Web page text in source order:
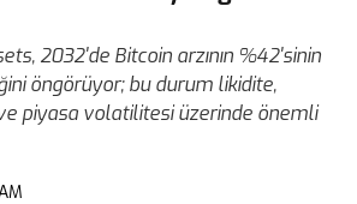
2032'de Bitcoin arzının %42'sinin
öngörüyor; bu durum likidite,
piyasa volatilitesi üzerinde önemli